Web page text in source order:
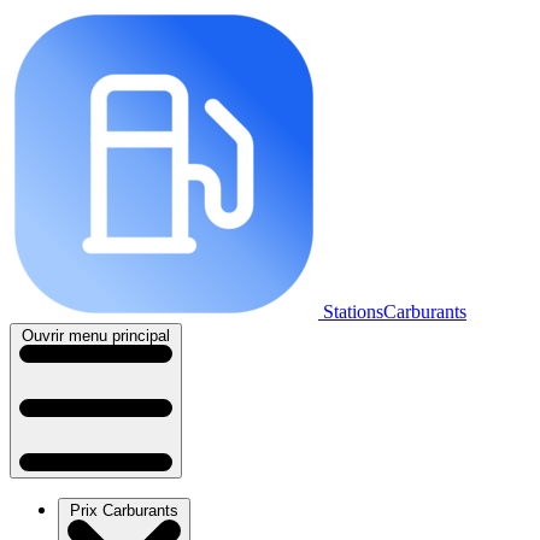
StationsCarburants
Ouvrir menu principal
Prix Carburants